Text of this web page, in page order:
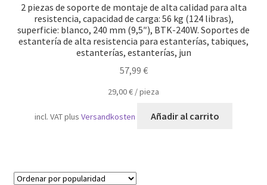
2 piezas de soporte de montaje de alta calidad para alta
resistencia, capacidad de carga: 56 kg (124 libras),
superficie: blanco, 240 mm (9,5″), BTK-240W. Soportes de
estantería de alta resistencia para estanterías, tabiques,
estanterías, estanterías, jun
57,99 €
29,00€ /pieza
incl. VATplus Versandkosten Añadir al carrito